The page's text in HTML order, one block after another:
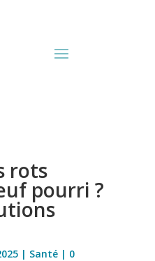
rots
pourri ?
| Santé| 0